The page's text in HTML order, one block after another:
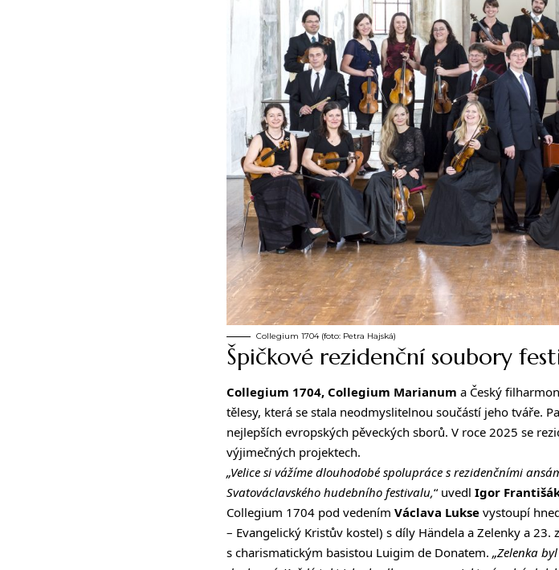
Collegium 1704 (foto: Petra Hajská)
Špičkové rezidenční soubory
Collegium 1704, Collegium Marianum a Český
tělesy, která se stala neodmyslitelnou součástí jeho tváře.
nejlepších evropských pěveckých sborů. V roce 2025 se
výjimečných projektech.
„Velice si vážíme dlouhodobé spolupráce s rezidenčními
Svatováclavského hudebního festivalu,“ uvedl Igor
Collegium 1704 pod vedením Václava Lukse vystoupí
– Evangelický Kristův kostel) s díly Händela a Zelenky a
s charismatickým basistou Luigim de Donatem. „Zelenka